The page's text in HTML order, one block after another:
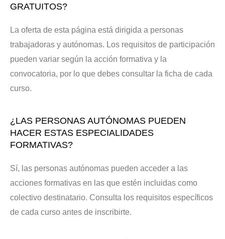
GRATUITOS?
La oferta de esta página está dirigida a personas
trabajadoras y autónomas. Los requisitos de participación
pueden variar según la acción formativa y la
convocatoria, por lo que debes consultar la ficha de cada
curso.
¿LAS PERSONAS AUTÓNOMAS PUEDEN
HACER ESTAS ESPECIALIDADES
FORMATIVAS?
Sí, las personas autónomas pueden acceder a las
acciones formativas en las que estén incluidas como
colectivo destinatario. Consulta los requisitos específicos
de cada curso antes de inscribirte.